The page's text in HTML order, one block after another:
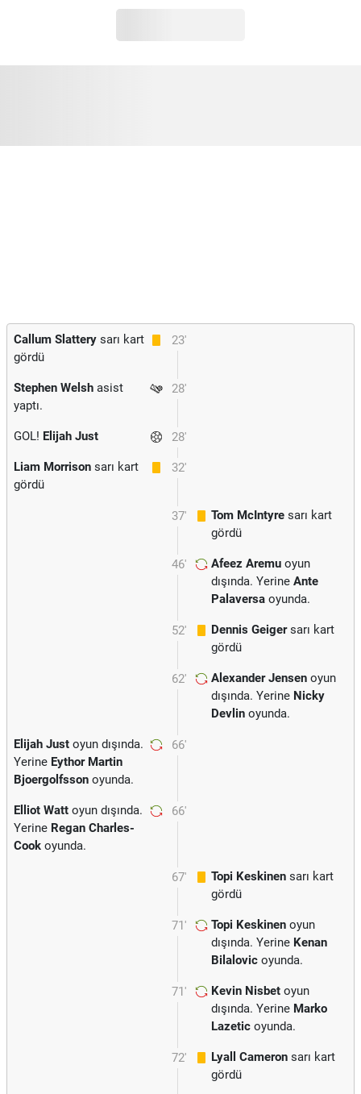
23'
Callum Slattery sarı kart
gördü
28'
Stephen Welsh asist
yaptı.
28'
GOL! Elijah Just
32'
Liam Morrison sarı kart
gördü
37' Tom McIntyre sarı kart
gördü
46' Afeez Aremu oyun
dışında. Yerine Ante
Palaversa oyunda.
52' Dennis Geigersarı kart
gördü
62' Alexander Jensen oyun
dışında. Yerine Nicky
Devlin oyunda.
66'
Elijah Just oyun dışında.
Yerine Eythor Martin
Bjoergolfsson oyunda.
66'
Elliot Watt oyun dışında.
Yerine Regan Charles-
Cook oyunda.
67' Topi Keskinen sarı kart
gördü
71' Topi Keskinen oyun
dışında. Yerine Kenan
Bilalovic oyunda.
71' Kevin Nisbet oyun
dışında. Yerine Marko
Lazetic oyunda.
72' Lyall Cameron sarı kart
gördü